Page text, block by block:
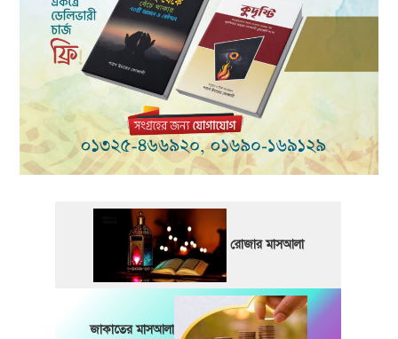
রোজার মাসআলা
জাকাতের মাসআলা